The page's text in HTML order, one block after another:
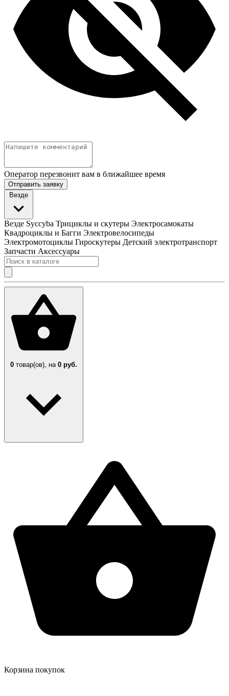
Оператор перезвонит вам в ближайшее время
Отправить заявку
Везде
Везде Syccyba Трициклы и скутеры Электросамокаты
Квадроциклы и Багги Электровелосипеды
Электромотоциклы Гироскутеры Детский электротранспорт
Запчасти Аксессуары
0 товар(ов), на 0 руб.
Корзина покупок